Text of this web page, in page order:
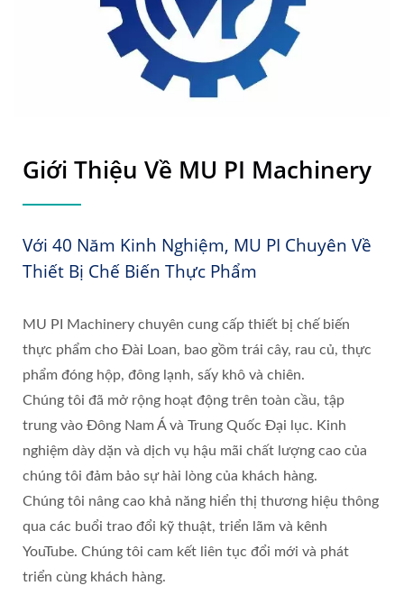
Giới Thiệu Về MU PI Machinery
Với 40 Năm Kinh Nghiệm, MU PI Chuyên Về
Thiết Bị Chế Biến Thực Phẩm
MU PI Machinery chuyên cung cấp thiết bị chế biến
thực phẩm cho Đài Loan, bao gồm trái cây, rau củ, thực
phẩm đóng hộp, đông lạnh, sấy khô và chiên.
Chúng tôi đã mở rộng hoạt động trên toàn cầu, tập
trung vào Đông Nam Á và Trung Quốc Đại lục. Kinh
nghiệm dày dặn và dịch vụ hậu mãi chất lượng cao của
chúng tôi đảm bảo sự hài lòng của khách hàng.
Chúng tôi nâng cao khả năng hiển thị thương hiệu thông
qua các buổi trao đổi kỹ thuật, triển lãm và kênh
YouTube. Chúng tôi cam kết liên tục đổi mới và phát
triển cùng khách hàng.